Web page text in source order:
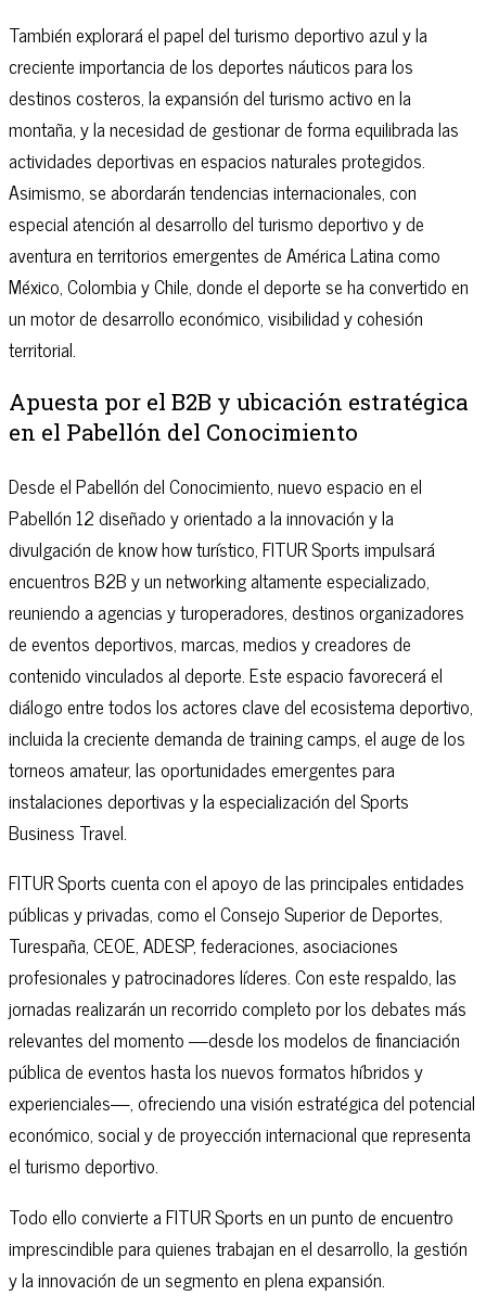
También explorará el papel del turismo deportivo azul y la
creciente importancia de los deportes náuticos para los
destinos costeros, la expansión del turismo activo en la
montaña, y la necesidad de gestionar de forma equilibrada las
actividades deportivas en espacios naturales protegidos.
Asimismo, se abordarán tendencias internacionales, con
especial atención al desarrollo del turismo deportivo y de
aventura en territorios emergentes de América Latina como
México, Colombia y Chile, donde el deporte se ha convertido en
un motor de desarrollo económico, visibilidad y cohesión
territorial.
Apuesta por el B2B y ubicación estratégica
en el Pabellón del Conocimiento
Desde el Pabellón del Conocimiento, nuevo espacio en el
Pabellón 12 diseñado y orientado a la innovación y la
divulgación de know how turístico, FITUR Sports impulsará
encuentros B2B y un networking altamente especializado,
reuniendo a agencias y turoperadores, destinos organizadores
de eventos deportivos, marcas, medios y creadores de
contenido vinculados al deporte. Este espacio favorecerá el
diálogo entre todos los actores clave del ecosistema deportivo,
incluida la creciente demanda de training camps, el auge de los
torneos amateur, las oportunidades emergentes para
instalaciones deportivas y la especialización del Sports
Business Travel.
FITUR Sports cuenta con el apoyo de las principales entidades
públicas y privadas, como el Consejo Superior de Deportes,
Turespaña, CEOE, ADESP, federaciones, asociaciones
profesionales y patrocinadores líderes. Con este respaldo, las
jornadas realizarán un recorrido completo por los debates más
relevantes del momento —desde los modelos de financiación
pública de eventos hasta los nuevos formatos híbridos y
experienciales—, ofreciendo una visión estratégica del potencial
económico, social y de proyección internacional que representa
el turismo deportivo.
Todo ello convierte a FITUR Sports en un punto de encuentro
imprescindible para quienes trabajan en el desarrollo, la gestión
y la innovación de un segmento en plena expansión.